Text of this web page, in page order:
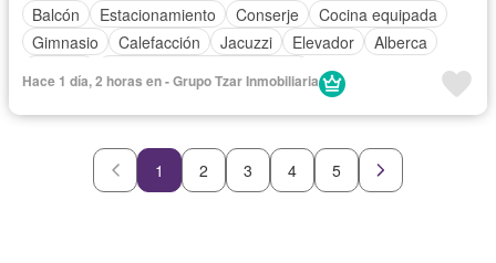
Balcón
Estacionamiento Conserje
Cocina equipada
Gimnasio
Calefacción Jacuzzi Elevador
Alberca
Hace 1 día, 2 horas en - Grupo Tzar Inmobiliaria
1 2 3 4 5